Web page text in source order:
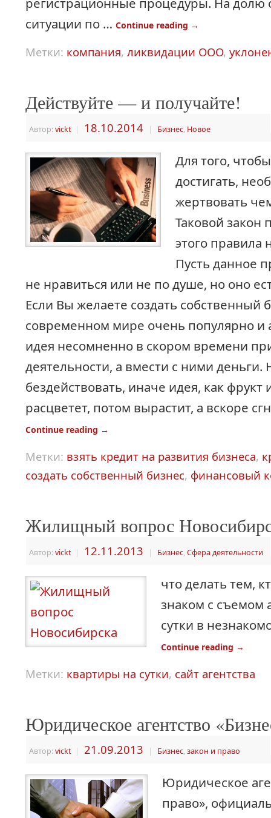
ситуации по … Continue reading →
Метки: компания, ликвидации ООО,
Действуйте — и получайте!
Автор:vickt | 18.10.2014 | Бизнес, Новое
Для того,
достигать,
жертвовать
Таковой закон
этого правила
Пусть данное
не нравиться или не по душе, но оно
Если Вы желаете создать собственный
современном мире очень популярно и
идея несомненно в скором времени
деятельности, а вмести с ними деньги.
бездействовать, иначе идея, как
расцветет, потом вырастит, а вскоре
Continue reading →
Метки: взять кредит на развития бизнеса,
создать собственный бизнес, финансовый
Жилищный вопрос
Автор:vickt | 12.11.2013 | Бизнес, Сфера деятельности
что делать тем,
знаком с съемом
сутки в
Continue reading →
Метки: квартиры на сутки, сайт агентства
Юридическое агентство
Автор:vickt | 21.09.2013 | Бизнес, закон и право
Юридическое
право»,